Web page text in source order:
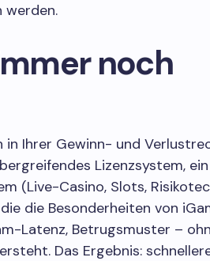
werden.
noch
Ihrer Gewinn- und
Lizenzsystem,
(Live-Casino, Slots,
die Besonderheiten von
Latenz, Betrugsmuster –
Das Ergebnis: